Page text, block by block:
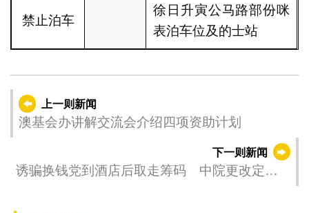
禁止泊车
徐日升寅公马路部份咪
表泊车位及的士站
上一则新闻
澳基会办讲解交流会介绍四项资助计划
下一则新闻
诱骗换钱党到酒店后取走筹码 中院更改定罪